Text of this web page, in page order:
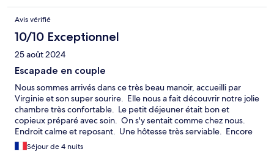
Avis vérifié
10/10 Exceptionnel
25 août 2024
Escapade en couple
Nous sommes arrivés dans ce très beau manoir, accueilli par
Virginie et son super sourire. Elle nous a fait découvrir notre jolie
chambre très confortable. Le petit déjeuner était bon et
copieux préparé avec soin. On s'y sentait comme chez nous.
Endroit calme et reposant. Une hôtesse très serviable. Encore
un grand merci pour sa gentillesse, son accueil et sa
bienveillance. Très belle rencontre. Nous recommandons
Séjour de 4 nuits